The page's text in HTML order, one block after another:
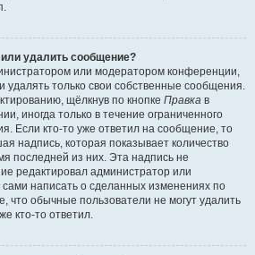
или удалить сообщение?
или модератором конференции,
удалять только свои собственные сообщения.
щёлкнув по кнопке Правка в
иногда только в течение ограниченного
Если кто-то уже ответил на сообщение, то
надпись, которая показывает количество
последней из них. Эта надпись не
редактировал администратор или
написать о сделанных изменениях по
что обычные пользователи не могут удалить
кто-то ответил.